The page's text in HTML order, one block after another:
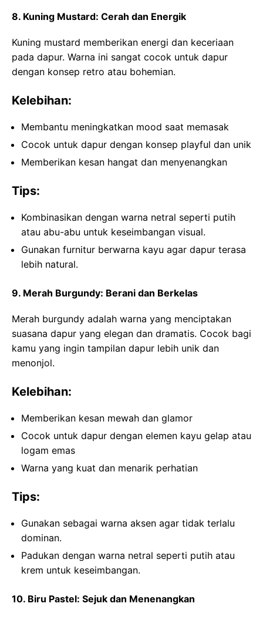
8. Kuning Mustard: Cerah dan Energik
Kuning mustard memberikan energi dan keceriaan
pada dapur. Warna ini sangat cocok untuk dapur
dengan konsep retro atau bohemian.
Kelebihan:
Membantu meningkatkan mood saat memasak
Cocok untuk dapur dengan konsep playful dan unik
Memberikan kesan hangat dan menyenangkan
Tips:
Kombinasikan dengan warna netral seperti putih
atau abu-abu untuk keseimbangan visual.
Gunakan furnitur berwarna kayu agar dapur terasa
lebih natural.
9. Merah Burgundy: Berani dan Berkelas
Merah burgundy adalah warna yang menciptakan
suasana dapur yang elegan dan dramatis. Cocok bagi
kamu yang ingin tampilan dapur lebih unik dan
menonjol.
Kelebihan:
Memberikan kesan mewah dan glamor
Cocok untuk dapur dengan elemen kayu gelap atau
logam emas
Warna yang kuat dan menarik perhatian
Tips:
Gunakan sebagai warna aksen agar tidak terlalu
dominan.
Padukan dengan warna netral seperti putih atau
krem untuk keseimbangan.
10. Biru Pastel: Sejuk dan Menenangkan